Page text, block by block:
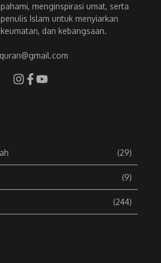
menginspirasi umat, serta
Islam untuk menyiarkan
dan kebangsaan.
(29)
(9)
(244)